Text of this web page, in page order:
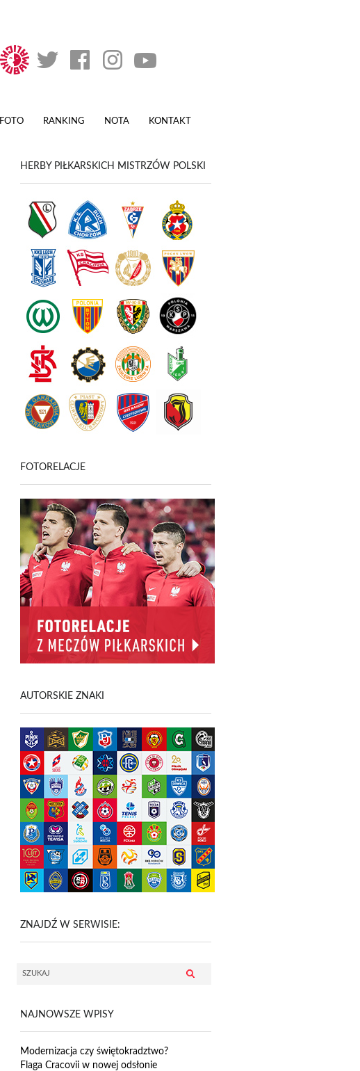
FOTO RANKING NOTA KONTAKT
HERBY PIŁKARSKICH MISTRZÓW POLSKI
FOTORELACJE
AUTORSKIE ZNAKI
ZNAJDŹ W SERWISIE:
NAJNOWSZE WPISY
Modernizacja czy świętokradztwo?
Flaga Cracovii w nowej odsłonie